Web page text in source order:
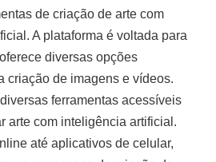
de criação de arte com
A plataforma é voltada para
diversas opções
criação de imagens e vídeos.
ferramentas acessíveis
arte com inteligência artificial.
até aplicativos de celular,